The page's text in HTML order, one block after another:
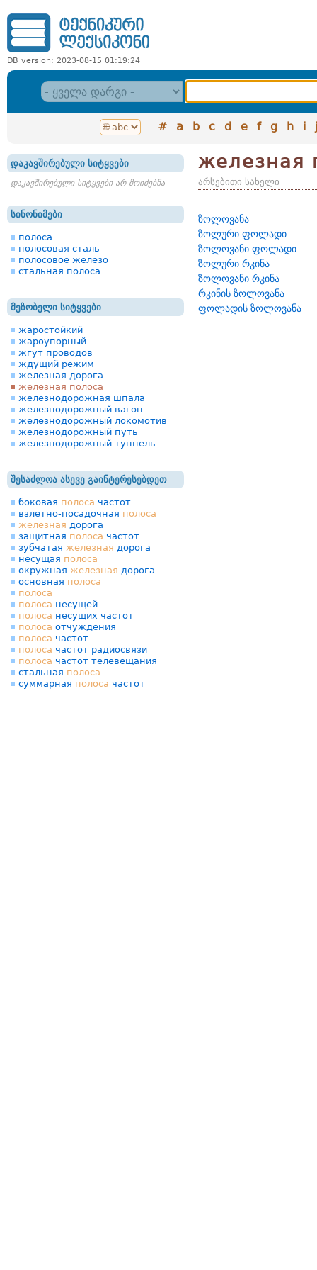
DB version: 2023-08-15 01:19:24
# a b c d e f g h i j
დაკავშირებული სიტყვები
დაკავშირებული სიტყვები არ მოიძებნა
სინონიმები
полоса
полосовая сталь
полосовое железо
стальная полоса
მეზობელი სიტყვები
жаростойкий
жароупорный
жгут проводов
ждущий режим
железная дорога
железная полоса
железнодорожная шпала
железнодорожный вагон
железнодорожный локомотив
железнодорожный путь
железнодорожный туннель
შესაძლოა ასევე გაინტერესებდეთ
боковая полоса частот
взлётно-посадочная полоса
железная дорога
защитная полоса частот
зубчатая железная дорога
несущая полоса
окружная железная дорога
основная полоса
полоса
полоса несущей
полоса несущих частот
полоса отчуждения
полоса частот
полоса частот радиосвязи
полоса частот телевещания
стальная полоса
суммарная полоса частот
железная
არსებითი სახელი
ზოლოვანა
ზოლური ფოლადი
ზოლოვანი ფოლადი
ზოლური რკინა
ზოლოვანი რკინა
რკინის ზოლოვანა
ფოლადის ზოლოვანა